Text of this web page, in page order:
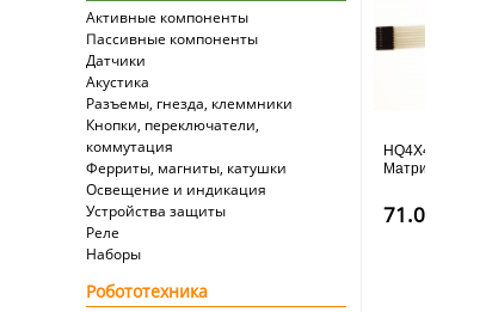
Активные компоненты
Пассивные компоненты
Датчики
Акустика
Разъемы, гнезда, клеммники
Кнопки, переключатели,
коммутация
Ферриты, магниты, катушки
Освещение и индикация
Устройства защиты
Реле
Наборы
Робототехника
HQ4X4,
Матричная
4x4
71.00